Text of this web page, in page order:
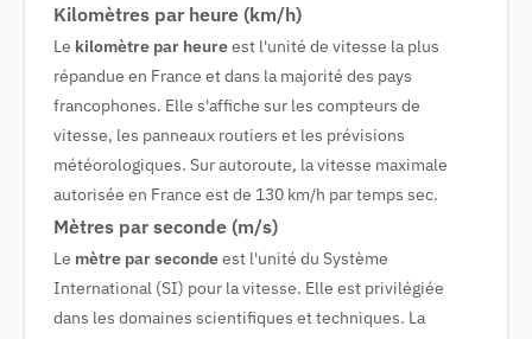
Kilomètres par heure (km/h)
Le kilomètre par heureest l'unité de vitesse la plus
répandue en France et dans la majorité des pays
francophones. Elle s'affiche sur les compteurs de
vitesse, les panneaux routiers et les prévisions
météorologiques. Sur autoroute, la vitesse maximale
autorisée en France est de 130 km/h par temps sec.
Mètres par seconde (m/s)
Le mètre par secondeest l'unité du Système
International (SI) pour la vitesse. Elle est privilégiée
dans les domaines scientifiques et techniques. La